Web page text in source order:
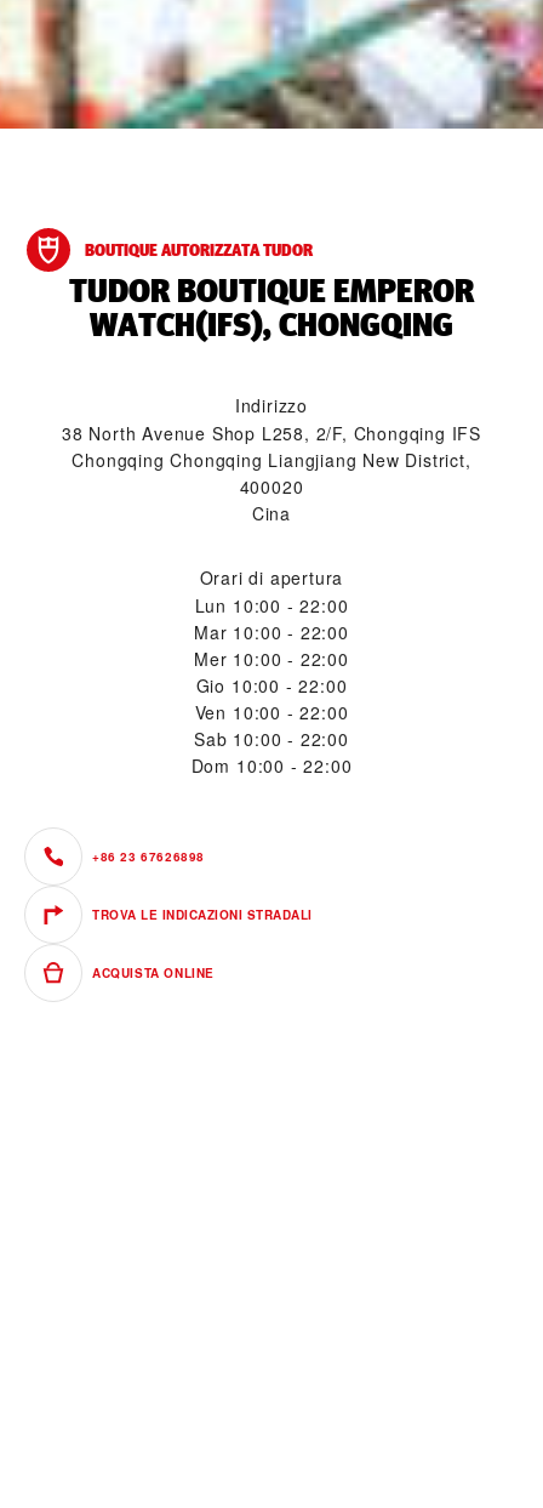
BOUTIQUE AUTORIZZATA TUDOR
‭TUDOR BOUTIQUE EMPEROR
WATCH(IFS), CHONGQING‬
Indirizzo
38 North Avenue Shop L258, 2/F, Chongqing IFS
Chongqing Chongqing Liangjiang New District,
400020
Cina
Orari di apertura
Lun 10:00 - 22:00
Mar 10:00 - 22:00
Mer 10:00 - 22:00
Gio 10:00 - 22:00
Ven 10:00 - 22:00
Sab 10:00 - 22:00
Dom 10:00 - 22:00
+86 23 67626898
TROVA LE INDICAZIONI STRADALI
ACQUISTA ONLINE